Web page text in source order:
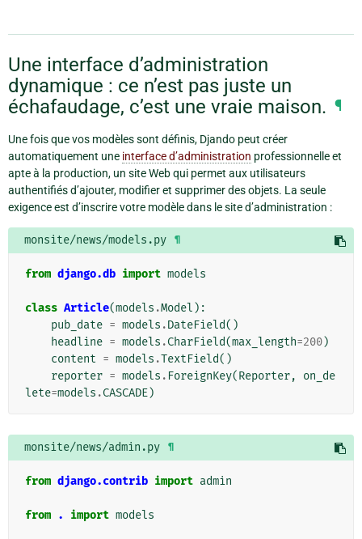
Une interface d’administration
dynamique : ce n’est pas juste un
échafaudage, c’est une vraie maison. ¶
Une fois que vos modèles sont définis, Djando peut créer
automatiquement une interface d’administration professionnelle et
apte à la production, un site Web qui permet aux utilisateurs
authentifiés d’ajouter, modifier et supprimer des objets. La seule
exigence est d’inscrire votre modèle dans le site d’administration :
monsite/news/models.py ¶
from django.db import models
class Article(models .Model ):
pub_date = models .DateField()
headline = models .CharField(max_length=200)
content = models .TextField()
reporter = models . ForeignKey(Reporter,
on_de
lete=models .CASCADE)
monsite/news/admin.py ¶
from django.contrib import admin
from . import models